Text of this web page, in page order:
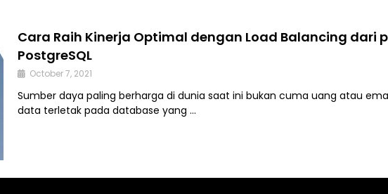
Cara Raih Kinerja Optimal dengan Load Balancing dari
PostgreSQL
October 7, 2021
Sumber daya paling berharga di dunia saat ini bukan cuma uang atau
data terletak pada database yang …